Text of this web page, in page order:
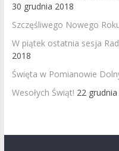
30 grudnia 2018
Szczęśliwego Nowego
W piątek ostatnia sesja
2018
Święta w Pomianowie
Wesołych Świąt! 22